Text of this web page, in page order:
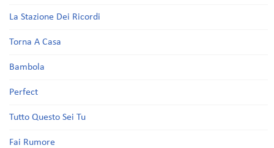
La Stazione Dei Ricordi
Torna A Casa
Bambola
Perfect
Tutto Questo Sei Tu
Fai Rumore